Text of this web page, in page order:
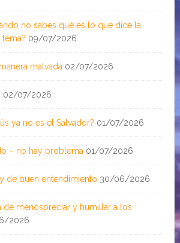
no sabes qué es lo que dice la
09/07/2026
malvada 02/07/2026
02/07/2026
ya no es el Salvador? 01/07/2026
– no hay problema 01/07/2026
de buen entendimiento 30/06/2026
de menospreciar y humillar a los
2026